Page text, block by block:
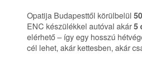
Opatija Budapesttől körülbelül
ENC készülékkel autóval akár5
elérhető – így egy hosszú
cél lehet, akár kettesben, akár